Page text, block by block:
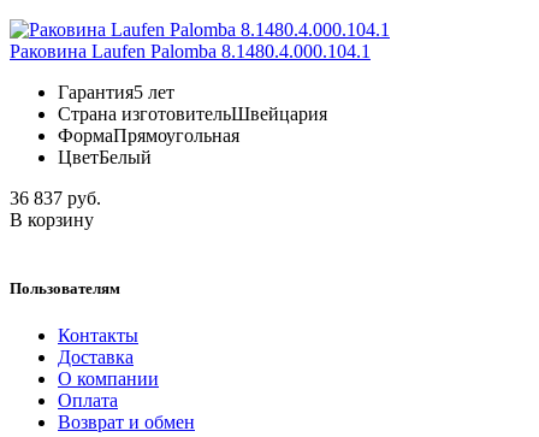
Раковина Laufen Palomba 8.1480.4.000.104.1
Гарантия5 лет
Страна изготовительШвейцария
ФормаПрямоугольная
ЦветБелый
36 837 руб.
В корзину
Пользователям
Контакты
Доставка
О компании
Оплата
Возврат и обмен